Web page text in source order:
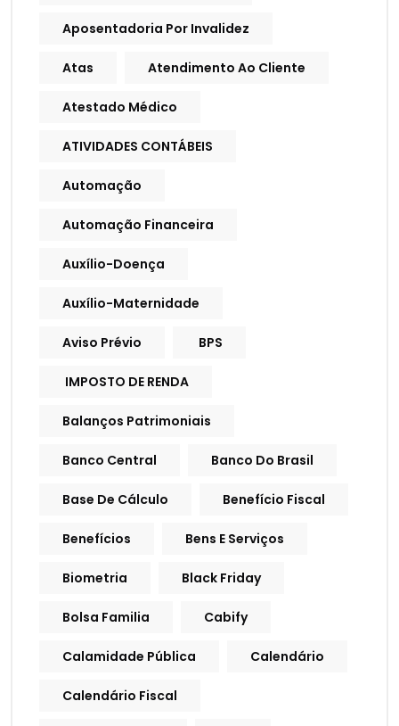
Aposentadoria Por Invalidez
Atas Atendimento Ao Cliente
Atestado Médico
ATIVIDADES CONTÁBEIS
Automação
Automação Financeira
Auxílio-Doença
Auxílio-Maternidade
Aviso Prévio BPS
IMPOSTO DE RENDA
Balanços Patrimoniais
Banco Central Banco Do Brasil
Base De Cálculo Benefício Fiscal
Benefícios Bens E Serviços
Biometria Black Friday
Bolsa Familia Cabify
Calamidade Pública Calendário
Calendário Fiscal